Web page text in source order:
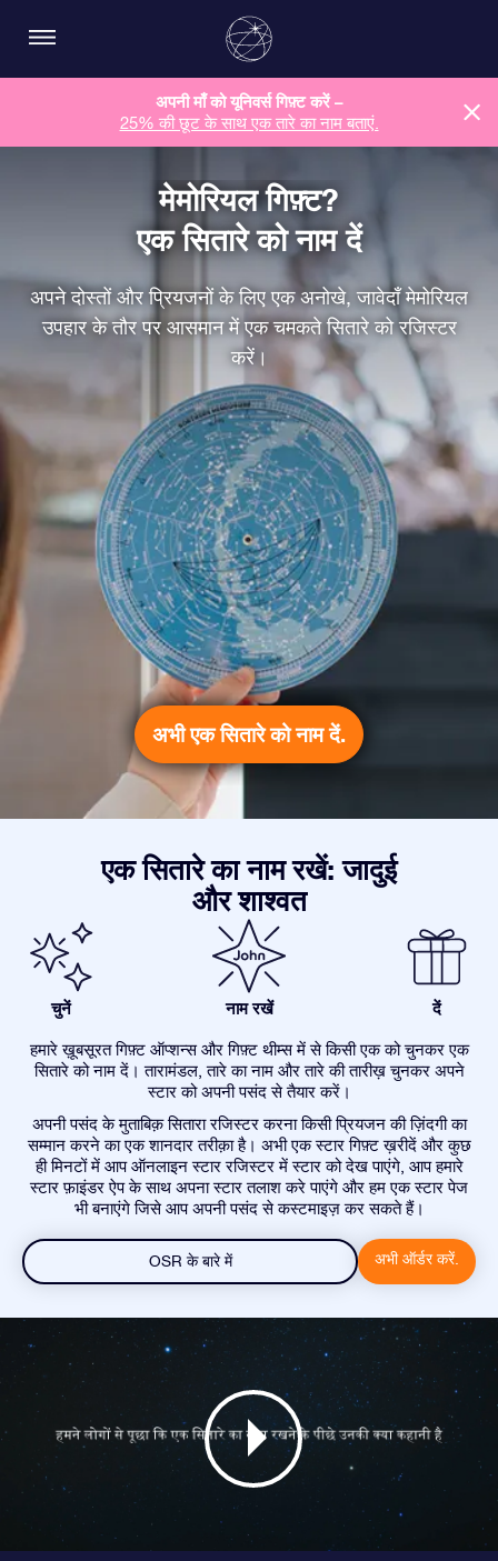
अपनी माँ को यूनिवर्स गिफ़्ट करें –
25% की छूट के साथ एक तारे का नाम बताएं.
मेमोरियल गिफ़्ट?
एक सितारे को नाम दें
अपने दोस्तों और प्रियजनों के लिए एक अनोखे, जावेदाँ मेमोरियल
उपहार के तौर पर आसमान में एक चमकते सितारे को रजिस्टर
करें।
अभी एक सितारे को नाम दें.
एक सितारे का नाम रखें: जादुई
और शाश्वत
चुनें नाम रखें दें
हमारे ख़ूबसूरत गिफ़्ट ऑप्शन्स और गिफ़्ट थीम्स में से किसी एक को चुनकर एक
सितारे को नाम दें। तारामंडल, तारे का नाम और तारे की तारीख़ चुनकर अपने
स्टार को अपनी पसंद से तैयार करें।
अपनी पसंद के मुताबिक़ सितारा रजिस्टर करना किसी प्रियजन की ज़िंदगी का
सम्मान करने का एक शानदार तरीक़ा है। अभी एक स्टार गिफ़्ट ख़रीदें और कुछ
ही मिनटों में आप ऑनलाइन स्टार रजिस्टर में स्टार को देख पाएंगे, आप हमारे
स्टार फ़ाइंडर ऐप के साथ अपना स्टार तलाश करे पाएंगे और हम एक स्टार पेज
भी बनाएंगे जिसे आप अपनी पसंद से कस्टमाइज़ कर सकते हैं।
OSR के बारे में अभी ऑर्डर करें.